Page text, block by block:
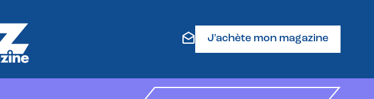
J'achète mon magazine